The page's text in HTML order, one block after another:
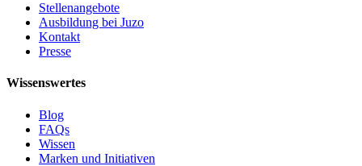
Stellenangebote
Ausbildung bei Juzo
Kontakt
Presse
Wissenswertes
Blog
FAQs
Wissen
Marken und Initiativen